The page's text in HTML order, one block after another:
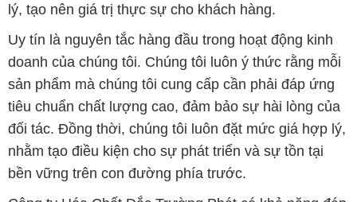
lý, tạo nên giá trị thực sự cho khách hàng.
Uy tín là nguyên tắc hàng đầu trong hoạt động kinh
doanh của chúng tôi. Chúng tôi luôn ý thức rằng mỗi
sản phẩm mà chúng tôi cung cấp cần phải đáp ứng
tiêu chuẩn chất lượng cao, đảm bảo sự hài lòng của
đối tác. Đồng thời, chúng tôi luôn đặt mức giá hợp lý,
nhằm tạo điều kiện cho sự phát triển và sự tồn tại
bền vững trên con đường phía trước.